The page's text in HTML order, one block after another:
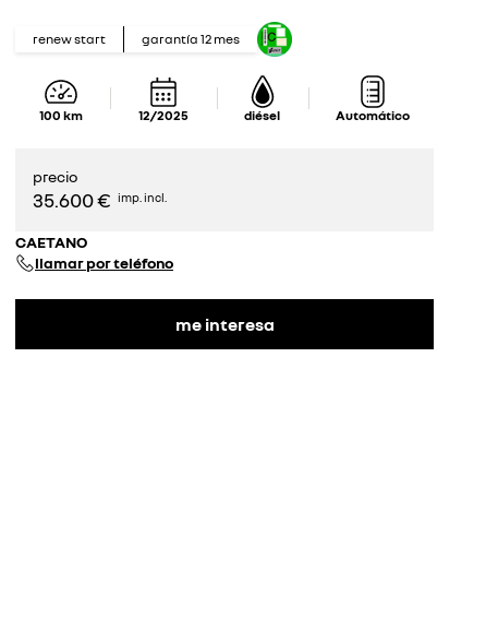
renew start garantía 12 mes
100 km 12/2025 diésel Automático
precio
35.600 € imp. incl.
CAETANO
llamar por teléfono
me interesa